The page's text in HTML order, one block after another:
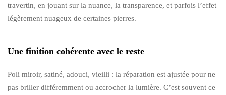
travertin, en jouant sur la nuance, la transparence, et parfois l’effet
légèrement nuageux de certaines pierres.
Une finition cohérente avec le reste
Poli miroir, satiné, adouci, vieilli : la réparation est ajustée pour ne
pas briller différemment ou accrocher la lumière. C’est souvent ce